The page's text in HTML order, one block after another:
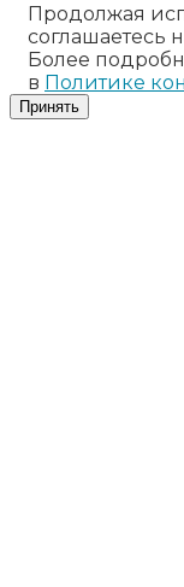
Продолжая
соглашаетесь
Более
в Политике
Принять